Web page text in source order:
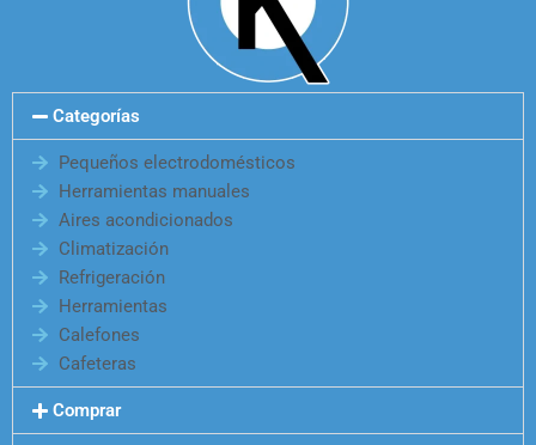
Categorías
Pequeños electrodomésticos
Herramientas manuales
Aires acondicionados
Climatización
Refrigeración
Herramientas
Calefones
Cafeteras
Comprar